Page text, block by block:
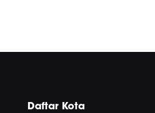
Daftar Kota